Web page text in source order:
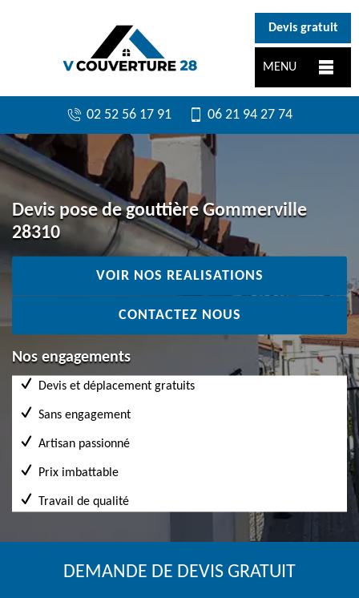
Devis gratuit
MENU
02 52 56 17 91 06 21 94 27 74
Devis pose de gouttière Gommerville
28310
VOIR NOS REALISATIONS
CONTACTEZ NOUS
Nos engagements
Devis et déplacement gratuits
Sans engagement
Artisan passionné
Prix imbattable
Travail de qualité
DEMANDE DE DEVIS GRATUIT